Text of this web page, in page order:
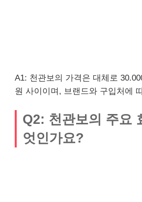
A1: 천관보의 가격은 대체로
원 사이이며, 브랜드와 구입처에
Q2: 천관보의 주요
엇인가요?